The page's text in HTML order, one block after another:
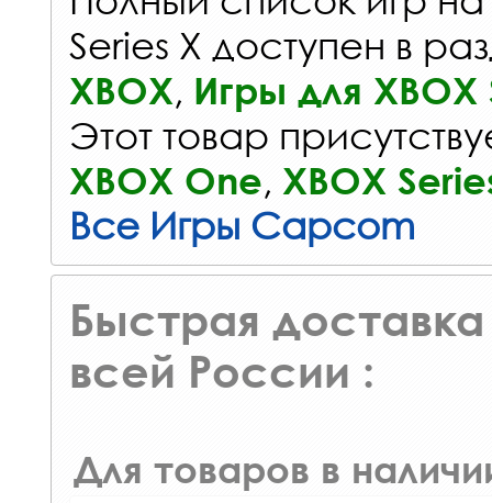
Series X доступен в
XBOX, Игры для XBOX
Этот товар
XBOX One, XBOX
Все Игры Capcom
Быстрая доставка
всей России :
Для товаров в